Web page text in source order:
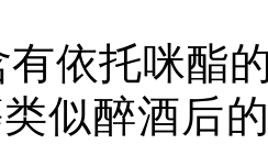
有依托咪酯
似醉酒后